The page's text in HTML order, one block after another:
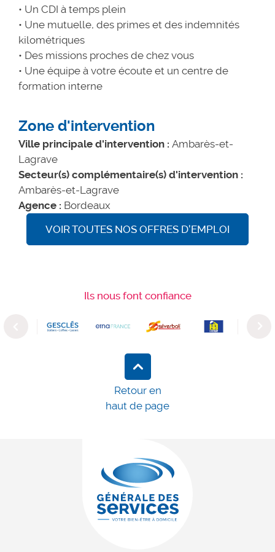
• Un CDI à temps plein
• Une mutuelle, des primes et des indemnités
kilométriques
• Des missions proches de chez vous
• Une équipe à votre écoute et un centre de
formation interne
Zone d'intervention
Ville principale d'intervention : Ambarès-et-
Lagrave
Secteur(s) complémentaire(s) d'intervention :
Ambarès-et-Lagrave
Agence : Bordeaux
VOIR TOUTES NOS OFFRES D'EMPLOI
Ils nous font confiance
Previous Next
Retour en
haut de page